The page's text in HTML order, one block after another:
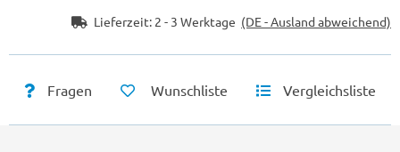
Lieferzeit: 2 - 3 Werktage (DE - Ausland abweichend)
Fragen Wunschliste Vergleichsliste